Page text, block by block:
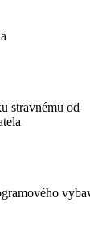
stravnému od